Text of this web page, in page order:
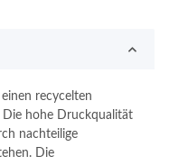
recycelten
Die hohe Druckqualität
nachteilige
Die